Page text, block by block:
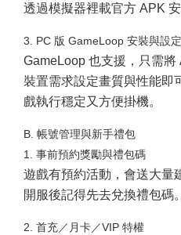
透過模擬器裡載官方 APK 安
3. PC 版 GameLoop 安裝與設定
GameLoop 也支援，只需
裝置需求設定畫質與性能即
戲執行穩定又方便掛機。
B. 帳號管理與新手禮包
1. 事前預約獎勵與禮包碼
遊戲有預約活動，會送大量
開服後記得先去兌換禮包碼。
2. 首充／月卡／VIP 特權